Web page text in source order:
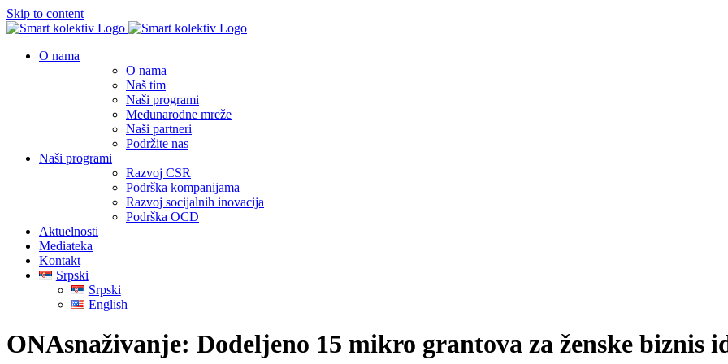
Skip to content
O nama
O nama
Naš tim
Naši programi
Međunarodne mreže
Naši partneri
Podržite nas
Naši programi
Razvoj CSR
Podrška kompanijama
Razvoj socijalnih inovacija
Podrška OCD
Aktuelnosti
Mediateka
Kontakt
Srpski
Srpski
English
ONAsnaživanje: Dodeljeno 15 mikro grantova za ženske biznis